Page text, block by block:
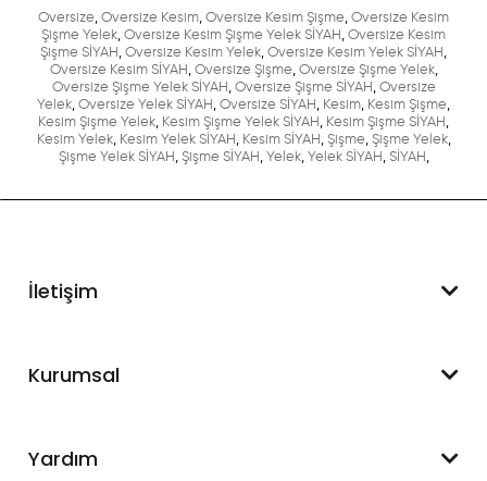
Oversize, Oversize Kesim, Oversize Kesim Şişme, Oversize Kesim
Şişme Yelek, Oversize Kesim Şişme Yelek SİYAH , Oversize Kesim
Şişme SİYAH , Oversize Kesim Yelek, Oversize Kesim Yelek SİYAH ,
Oversize Kesim SİYAH , Oversize Şişme, Oversize Şişme Yelek,
Oversize Şişme Yelek SİYAH , Oversize Şişme SİYAH , Oversize
Yelek, Oversize Yelek SİYAH , Oversize SİYAH , Kesim, Kesim Şişme,
Kesim Şişme Yelek, Kesim Şişme Yelek SİYAH , Kesim Şişme SİYAH ,
Kesim Yelek, Kesim Yelek SİYAH , Kesim SİYAH , Şişme, Şişme Yelek,
Şişme Yelek SİYAH , Şişme SİYAH , Yelek, Yelek SİYAH , SİYAH ,
İletişim
WhatsApp Destek
Kurumsal
Hakkımızda
Yardım